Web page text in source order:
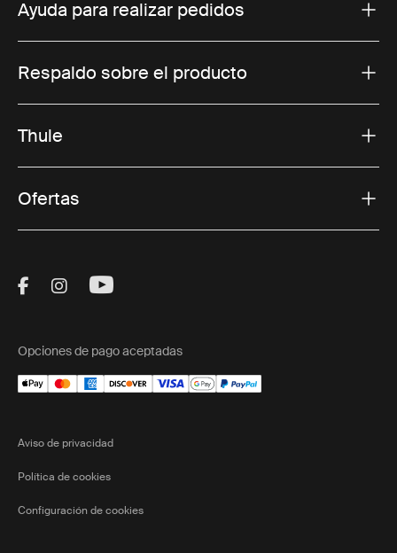
Ayuda para realizar pedidos
Respaldo sobre el producto
Thule
Ofertas
Visit Thule on Facebook (external link)
Visit Thule on Instagram (external link)
Visit Thule on Youtube (external
Opciones de pago aceptadas
Aviso de privacidad
Política de cookies
Configuración de cookies